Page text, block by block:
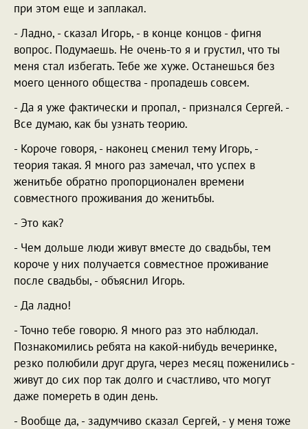
при этом еще и заплакал.
- Ладно, - сказал Игорь, - в конце концов - фигня
вопрос. Подумаешь. Не очень-то я и грустил, что ты
меня стал избегать. Тебе же хуже. Останешься без
моего ценного общества - пропадешь совсем.
- Да я уже фактически и пропал, - признался Сергей. -
Все думаю, как бы узнать теорию.
- Короче говоря, - наконец сменил тему Игорь, -
теория такая. Я много раз замечал, что успех в
женитьбе обратно пропорционален времени
совместного проживания до женитьбы.
- Это как?
- Чем дольше люди живут вместе до свадьбы, тем
короче у них получается совместное проживание
после свадьбы, - объяснил Игорь.
- Да ладно!
- Точно тебе говорю. Я много раз это наблюдал.
Познакомились ребята на какой-нибудь вечеринке,
резко полюбили друг друга, через месяц поженились -
живут до сих пор так долго и счастливо, что могут
даже помереть в один день.
- Вообще да, - задумчиво сказал Сергей, - у меня тоже